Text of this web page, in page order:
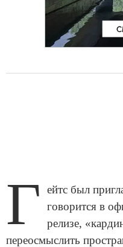
Г
ейтс был
говорится в
релизе,
переосмыслить